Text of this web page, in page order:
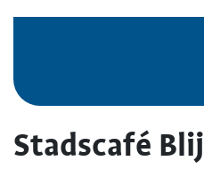
Stadscafé Blij